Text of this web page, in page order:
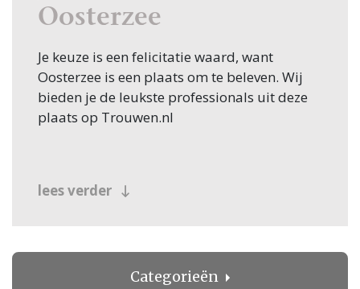
Oosterzee
Je keuze is een felicitatie waard, want
Oosterzee is een plaats om te beleven. Wij
bieden je de leukste professionals uit deze
plaats op Trouwen.nl
lees verder
Categorieën